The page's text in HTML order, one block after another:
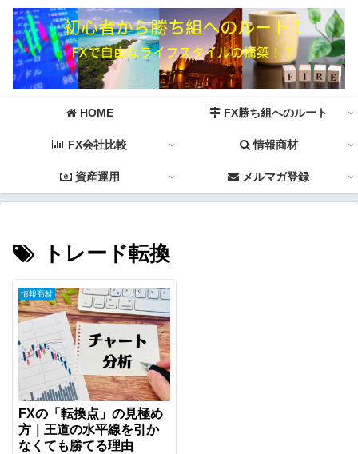
HOME FX勝ち組へのルート
FX会社比較 情報商材
資産運用 メルマガ登録
トレード転換
情報商材
FXの「転換点」の見極め
方｜王道の水平線を引か
なくても勝てる理由